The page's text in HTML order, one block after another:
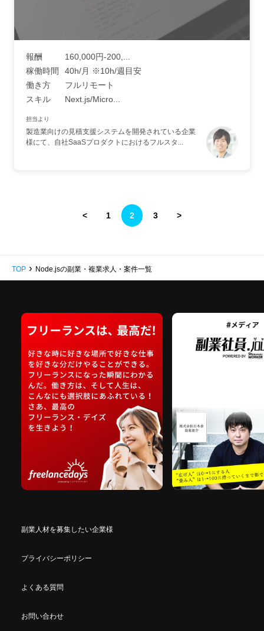
報酬
160,000円-200,...
稼働時間
40h/月 ※10h/週目安
働き方
フルリモート
スキル
Next.js/Micro...
担当より
製造業向けの見積支援システムを開発されている企業
様にて、自社SaaSプロダクトにおけるフルスタ...
< 1 2 3 >
TOP › Node.jsの副業・複業求人・案件一覧
副業人材を募集したい企業様
プライバシーポリシー
よくある質問
お問い合わせ